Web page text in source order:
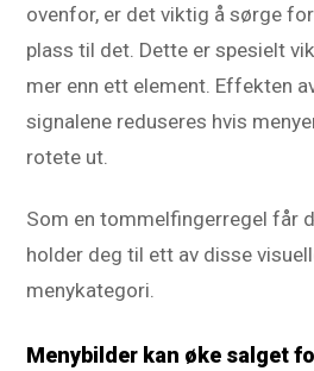
ovenfor, er det viktig å sørge
plass til det. Dette er spesielt
mer enn ett element. Effekten
signalene reduseres hvis
rotete ut.
Som en tommelfingerregel får
holder deg til ett av disse
menykategori.
Menybilder kan øke salget